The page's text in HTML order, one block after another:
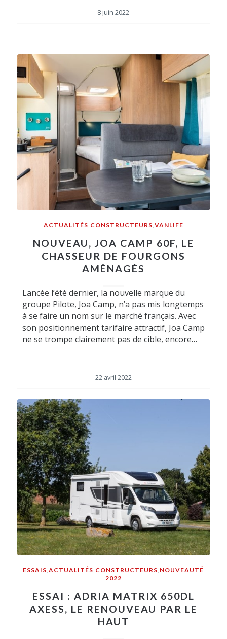
8 juin 2022
ACTUALITÉS CONSTRUCTEURS VANLIFE
NOUVEAU, JOA CAMP 60F, LE
CHASSEUR DE FOURGONS
AMÉNAGÉS
Lancée l’été dernier, la nouvelle marque du
groupe Pilote, Joa Camp, n’a pas mis longtemps
à se faire un nom sur le marché français. Avec
son positionnement tarifaire attractif, Joa Camp
ne se trompe clairement pas de cible, encore…
22 avril 2022
ESSAIS ,ACTUALITÉS CONSTRUCTEURS NOUVEAUTÉ
2022
ESSAI : ADRIA MATRIX 650DL
AXESS, LE RENOUVEAU PAR LE
HAUT